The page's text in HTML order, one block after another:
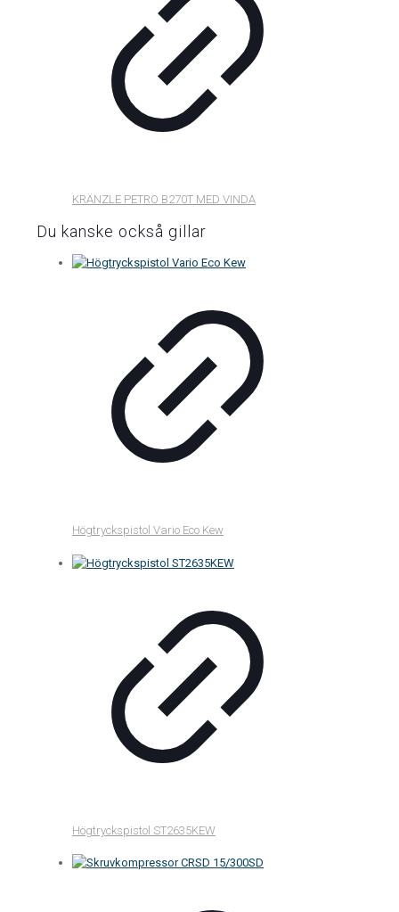
KRÄNZLE PETRO B270T MED VINDA
Du kanske också gillar
Högtryckspistol Vario Eco Kew
Högtryckspistol ST2635KEW